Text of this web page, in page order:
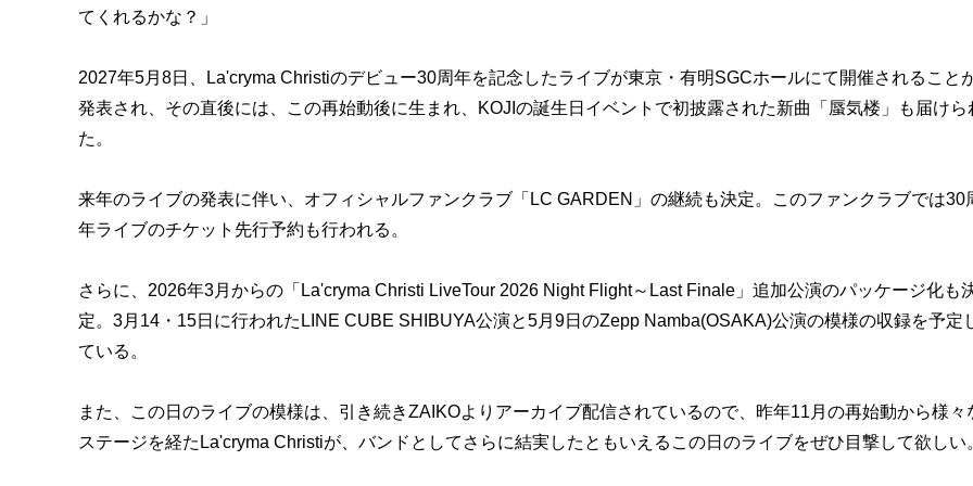
てくれるかな？」
2027年5月8日、La'cryma Christiのデビュー30周年を記念したライブが東京・有明SGCホールにて開催されること
発表され、その直後には、この再始動後に生まれ、KOJIの誕生日イベントで初披露された新曲「蜃気楼」も届けら
た。
来年のライブの発表に伴い、オフィシャルファンクラブ「LC GARDEN」の継続も決定。このファンクラブでは30
年ライブのチケット先行予約も行われる。
さらに、2026年3月からの「La'cryma Christi LiveTour 2026 Night Flight～Last Finale」追加公演のパッケージ化も
定。3月14・15日に行われたLINE CUBE SHIBUYA公演と5月9日のZepp Namba(OSAKA)公演の模様の収録を予定
ている。
また、この日のライブの模様は、引き続きZAIKOよりアーカイブ配信されているので、昨年11月の再始動から様々
ステージを経たLa'cryma Christiが、バンドとしてさらに結実したともいえるこの日のライブをぜひ目撃して欲しい